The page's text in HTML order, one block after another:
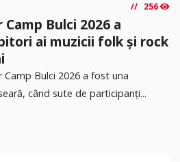
256
Bulci 2026 a
ai muzicii folk și rock
Bulci 2026 a fost una
când sute de participanți...